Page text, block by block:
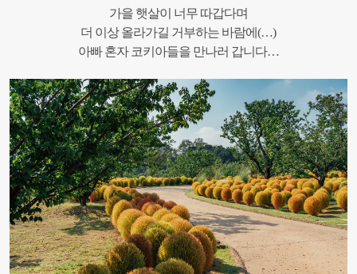
가을 햇살이 너무 따갑다며
더 이상 올라가길 거부하는 바람에(…)
아빠 혼자 코키아들을 만나러 갑니다…